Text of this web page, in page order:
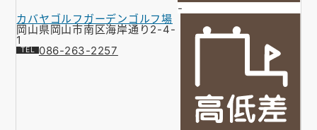
-
カバヤゴルフガーデンゴルフ場
岡山県岡山市南区海岸通り2-4-
1
086-263-2257